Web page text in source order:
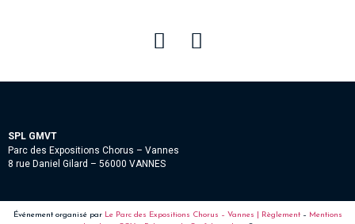
SPL GMVT
Parc des Expositions Chorus – Vannes
8 rue Daniel Gilard – 56000 VANNES
Événement organisé par Le Parc des Expositions Chorus – Vannes | Règlement– Mentions